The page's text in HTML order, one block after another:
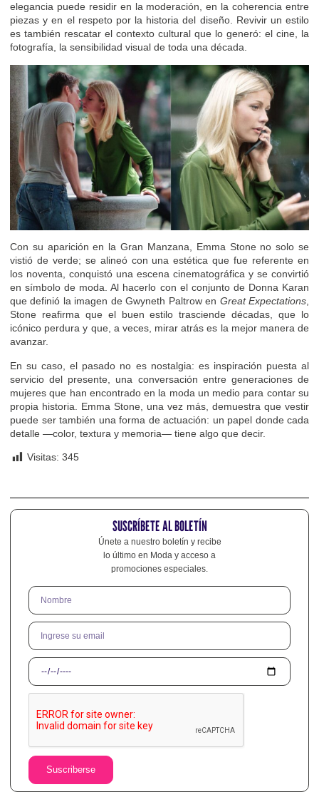
elegancia puede residir en la moderación, en la coherencia entre
piezas y en el respeto por la historia del diseño. Revivir un estilo
es también rescatar el contexto cultural que lo generó: el cine, la
fotografía, la sensibilidad visual de toda una década.
Con su aparición en la Gran Manzana, Emma Stone no solo se
vistió de verde; se alineó con una estética que fue referente en
los noventa, conquistó una escena cinematográfica y se convirtió
en símbolo de moda. Al hacerlo con el conjunto de Donna Karan
que definió la imagen de Gwyneth Paltrow en Great Expectations,
Stone reafirma que el buen estilo trasciende décadas, que lo
icónico perdura y que, a veces, mirar atrás es la mejor manera de
avanzar.
En su caso, el pasado no es nostalgia: es inspiración puesta al
servicio del presente, una conversación entre generaciones de
mujeres que han encontrado en la moda un medio para contar su
propia historia. Emma Stone, una vez más, demuestra que vestir
puede ser también una forma de actuación: un papel donde cada
detalle —color, textura y memoria— tiene algo que decir.
Visitas: 345
SUSCRÍBETE AL BOLETÍN
Únete a nuestro boletín y recibe
lo último en Moda y acceso a
promociones especiales.
Suscriberse